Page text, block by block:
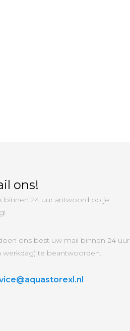
ons!
binnen 24 uur antwoord op je
ons best uw mail binnen 24 uur
werkdag) te beantwoorden.